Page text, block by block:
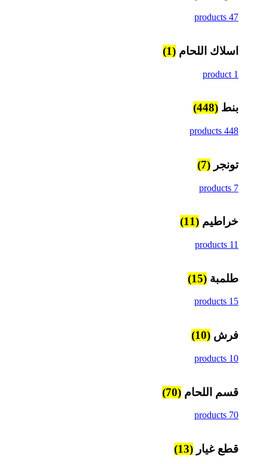
47 products
اسلاك اللحام (1)
1 product
بنط (448)
448 products
تونجر (7)
7 products
خراطيم (11)
11 products
طلمبة (15)
15 products
فرش (10)
10 products
قسم اللحام (70)
70 products
قطع غيار (13)